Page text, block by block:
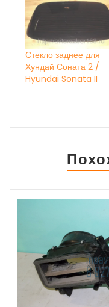
Стекло заднее для
Хундай Соната 2 /
Hyundai Sonata II